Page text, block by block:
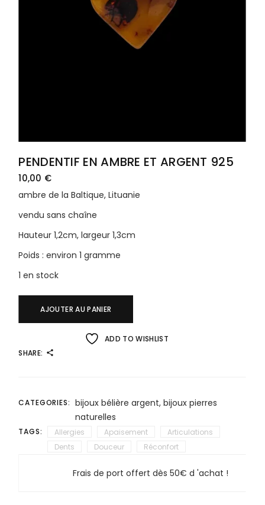
PENDENTIF EN AMBRE ET ARGENT 925
10,00 €
ambre de la Baltique, Lituanie
vendu sans chaîne
Hauteur 1,2cm, largeur 1,3cm
Poids : environ 1 gramme
1 en stock
AJOUTER AU PANIER
ADD TO WISHLIST
SHARE:
CATEGORIES: bijoux bélière argent, bijoux pierres
naturelles
TAGS: Allergies Apaisement
Articulations
Dents
Douceur Réconfort
Frais de port offert dès 50€ d 'achat !